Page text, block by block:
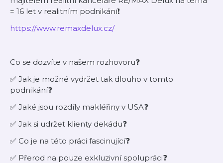
= 16 let v realitním podnikání❗️
https://www.remaxdelux.cz/
Co se dozvíte v našem rozhovoru❓
✅ Jak je možné vydržet tak dlouho v tomto
podnikání❓
✅ Jaké jsou rozdíly makléřiny v USA❓
✅ Jak si udržet klienty dekádu❓
✅ Co je na této práci fascinující❓
✅ Přerod na pouze exkluzivní spolupráci❓